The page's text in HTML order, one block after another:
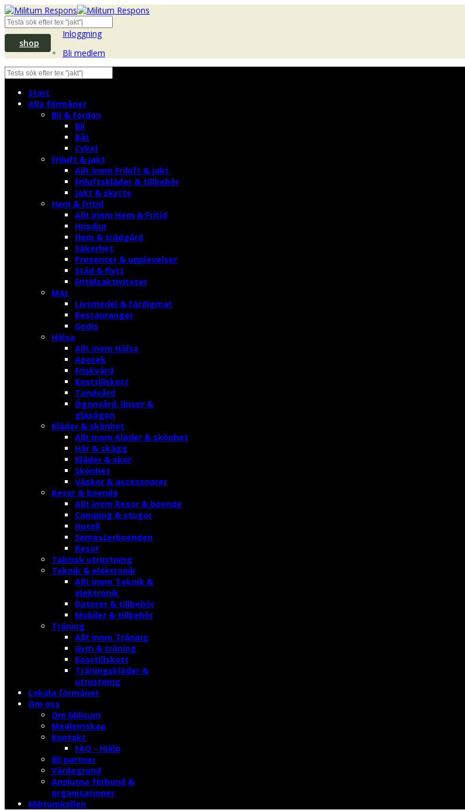
shop
Inloggning
Bli medlem
Start
Alla förmåner
Bil & fordon
Bil
Båt
Cykel
Friluft & jakt
Allt inom Friluft & jakt
Friluftskläder & tillbehör
Jakt & skytte
Hem & fritid
Allt inom Hem & Fritid
Husdjur
Hem & trädgård
Säkerhet
Presenter & upplevelser
Städ & flytt
Fritidsaktiviteter
Mat
Livsmedel & färdigmat
Restauranger
Godis
Hälsa
Allt inom Hälsa
Apotek
Friskvård
Kosttillskott
Tandvård
Ögonvård, linser &
glasögon
Kläder & skönhet
Allt inom Kläder & skönhet
Hår & skägg
Kläder & skor
Skönhet
Väskor & accessoarer
Resor & boende
Allt inom Resor & boende
Camping & stugor
Hotell
Semesterboenden
Resor
Taktisk utrustning
Teknik & elektronik
Allt inom Teknik &
elektronik
Datorer & tillbehör
Mobiler & tillbehör
Träning
Allt inom Träning
Gym & träning
Kosttillskott
Träningskläder &
utrustning
Lokala förmåner
Om oss
Om Militum
Medlemskap
Kontakt
FAQ - Hjälp
Bli partner
Värdegrund
Anslutna förbund &
organisationer
Militumkollen